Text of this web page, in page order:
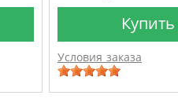
Купить
Условия заказа